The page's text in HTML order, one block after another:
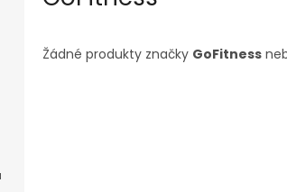
Žádné produkty značky GoFitness